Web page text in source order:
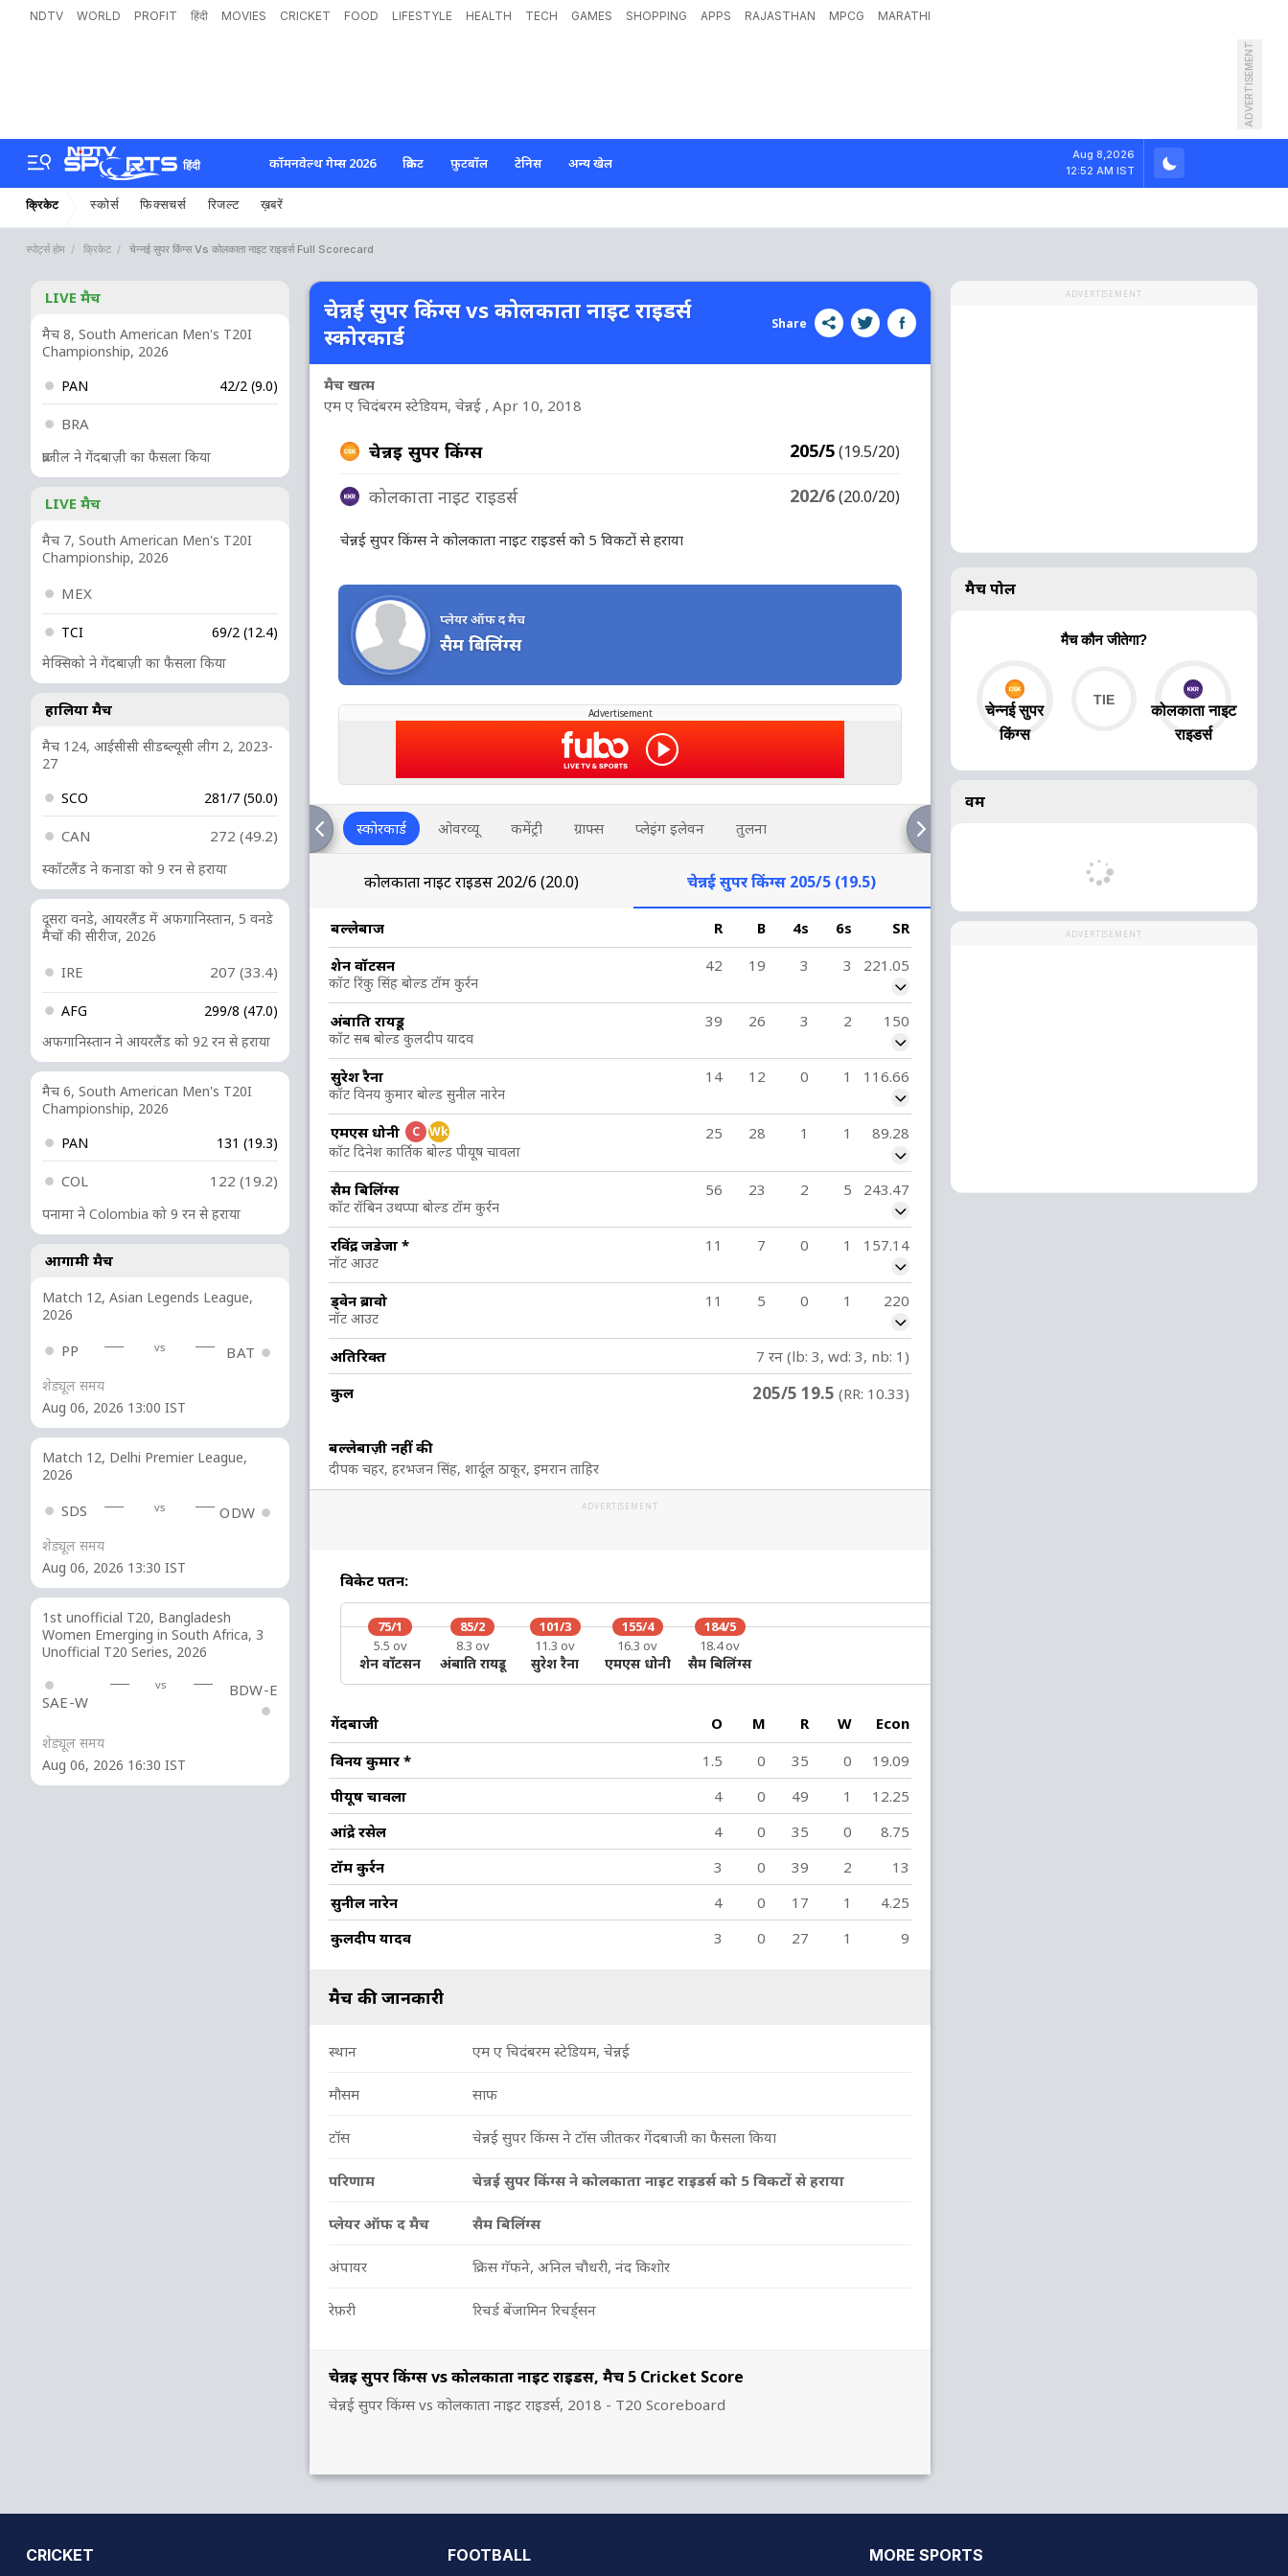
NDTV WORLD PROFIT हिंदी MOVIES CRICKET FOOD LIFESTYLE HEALTH TECH GAMES SHOPPING APPS RAJASTHAN MPCG MARATHI
ADVERTISEMENT
हिंदी कॉमनवेल्थ गेम्स 2026 क्रिकेट फ़ुटबॉल टेनिस अन्य खेल
Aug 8,2026
12:52 AM IST
क्रिकेट स्कोर्स फिक्सचर्स रिजल्ट ख़बरें
स्पोर्ट्स होम क्रिकेट चेन्नई सुपर किंग्स Vs कोलकाता नाइट राइडर्स Full Scorecard
LIVE मैच
मैच 8, South American Men's T20I
Championship, 2026
PAN
42/2 (9.0)
BRA
ब्राजील ने गेंदबाज़ी का फैसला किया
LIVE मैच
मैच 7, South American Men's T20I
Championship, 2026
MEX
TCI
69/2 (12.4)
मेक्सिको ने गेंदबाज़ी का फैसला किया
हालिया मैच
मैच 124, आईसीसी सीडब्ल्यूसी लीग 2, 2023-
27
SCO
281/7 (50.0)
CAN 272 (49.2)
स्कॉटलैंड ने कनाडा को 9 रन से हराया
दूसरा वनडे, आयरलैंड में अफगानिस्तान, 5 वनडे
मैचों की सीरीज, 2026
IRE 207 (33.4)
AFG
299/8 (47.0)
अफगानिस्तान ने आयरलैंड को 92 रन से हराया
मैच 6, South American Men's T20I
Championship, 2026
PAN
131 (19.3)
COL 122 (19.2)
पनामा ने Colombia को 9 रन से हराया
आगामी मैच
Match 12, Asian Legends League,
2026
PP vs BAT
शेड्यूल समय
Aug 06, 2026 13:00 IST
Match 12, Delhi Premier League,
2026
SDS vs ODW
शेड्यूल समय
Aug 06, 2026 13:30 IST
1st unofficial T20, Bangladesh
Women Emerging in South Africa, 3
Unofficial T20 Series, 2026
SAE-W
vs BDW-E
शेड्यूल समय
Aug 06, 2026 16:30 IST
चेन्नई सुपर किंग्स vs कोलकाता नाइट राइडर्स, मैच 5 Cricket Score
चेन्नई सुपर किंग्स vs कोलकाता नाइट राइडर्स, 2018 - T20 Scoreboard
चेन्नई सुपर किंग्स vs कोलकाता नाइट राइडर्स
स्कोरकार्ड
Share
मैच खत्म
एम ए चिदंबरम स्टेडियम, चेन्नई , Apr 10, 2018
चेन्नई सुपर किंग्स 205/5(19.5/20)
कोलकाता नाइट राइडर्स 202/6(20.0/20)
चेन्नई सुपर किंग्स ने कोलकाता नाइट राइडर्स को 5 विकटों से हराया
प्लेयर ऑफ द मैच
सैम बिलिंग्स
Advertisement
स्कोरकार्ड ओवरव्यू कमेंट्री ग्राफ्स प्लेइंग इलेवन तुलना
कोलकाता नाइट राइडर्स 202/6 (20.0) चेन्नई सुपर किंग्स 205/5 (19.5)
R B 4s 6s
SR
0 137.5
12 2 300
29 16 2 3 181.25
26 1 104
88 36 1 11 244.44
0
5 रन (b: 1, lb: 1, wd: 3)
202/6 20.0
उथप्पा
89/5
10 ov
रिंकु सिंह
165/6
17.4 ov
दिनेश कार्तिक
Econ
1
0 18
बल्लेबाज R B 4s 6s
SR
शेन वॉटसन
42 19 3 3 221.05
कॉट रिंकु सिंह बोल्ड टॉम कुर्रन
अंबाति रायडू 39 26 3 2 150
कॉट सब बोल्ड कुलदीप यादव
सुरेश रैना 14 12 0 1 116.66
कॉट विनय कुमार बोल्ड सुनील नारेन
एमएस धोनी C Wk 25 28 1 1 89.28
कॉट दिनेश कार्तिक बोल्ड पीयूष चावला
सैम बिलिंग्स 56 23 2 5 243.47
कॉट रॉबिन उथप्पा बोल्ड टॉम कुर्रन
रविंद्र जडेजा * 11 7 0 1 157.14
नॉट आउट
ड्वेन ब्रावो 11 5 0 1 220
नॉट आउट
अतिरिक्त
7 रन (lb: 3, wd: 3, nb: 1)
कुल
205/5 19.5 (RR: 10.33)
बल्लेबाज़ी नहीं की
दीपक चहर, हरभजन सिंह, शार्दूल ठाकूर, इमरान ताहिर
ADVERTISEMENT
विकेट पतन:
75/1
5.5 ov
शेन वॉटसन
85/2
8.3 ov
अंबाति रायडू
101/3
11.3 ov
सुरेश रैना
155/4
16.3 ov
एमएस धोनी
184/5
18.4 ov
सैम बिलिंग्स
गेंदबाजी O M R W
Econ
विनय कुमार * 1.5 0 35 0
19.09
पीयूष चावला
4 0 49 1
12.25
आंद्रे रसेल
4 0 35 0
8.75
टॉम कुर्रन
3 0 39 2
13
सुनील नारेन
4 0 17 1
4.25
कुलदीप यादव
3 0 27 1 9
मैच की जानकारी
स्थान एम ए चिदंबरम स्टेडियम, चेन्नई
मौसम साफ
टॉस चेन्नई सुपर किंग्स ने टॉस जीतकर गेंदबाजी का फैसला किया
परिणाम चेन्नई सुपर किंग्स ने कोलकाता नाइट राइडर्स को 5 विकटों से हराया
प्लेयर ऑफ द मैच सैम बिलिंग्स
अंपायर क्रिस गॅफने, अनिल चौधरी, नंद किशोर
रेफ़री रिचर्ड बेंजामिन रिचर्ड्सन
ADVERTISEMENT
मैच पोल
मैच कौन जीतेगा?
चेन्नई सुपर
किंग्स
कोलकाता नाइट
राइडर्स
वर्म
ADVERTISEMENT
CRICKET FOOTBALL MORE SPORTS